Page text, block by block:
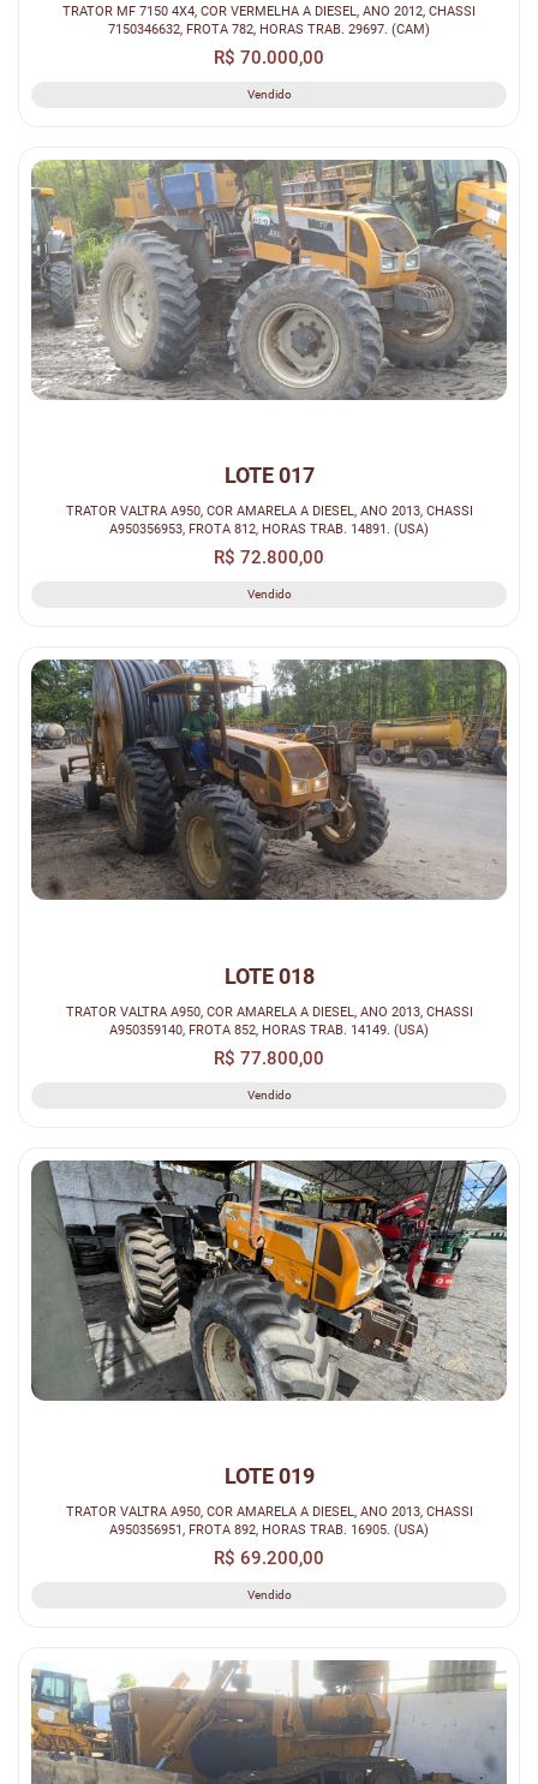
TRATOR MF 7150 4X4, COR VERMELHA A DIESEL, ANO 2012, CHASSI
7150346632, FROTA 782, HORAS TRAB. 29697. (CAM)
R$ 70.000,00
Vendido
LOTE 017
TRATOR VALTRA A950, COR AMARELA A DIESEL, ANO 2013, CHASSI
A950356953, FROTA 812, HORAS TRAB. 14891. (USA)
R$ 72.800,00
Vendido
LOTE 018
TRATOR VALTRA A950, COR AMARELA A DIESEL, ANO 2013, CHASSI
A950359140, FROTA 852, HORAS TRAB. 14149. (USA)
R$ 77.800,00
Vendido
LOTE 019
TRATOR VALTRA A950, COR AMARELA A DIESEL, ANO 2013, CHASSI
A950356951, FROTA 892, HORAS TRAB. 16905. (USA)
R$ 69.200,00
Vendido